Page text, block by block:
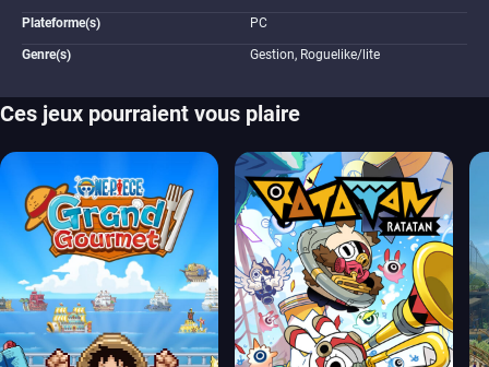
Plateforme(s) PC
Genre(s) Gestion, Roguelike/lite
Ces jeux pourraient vous plaire